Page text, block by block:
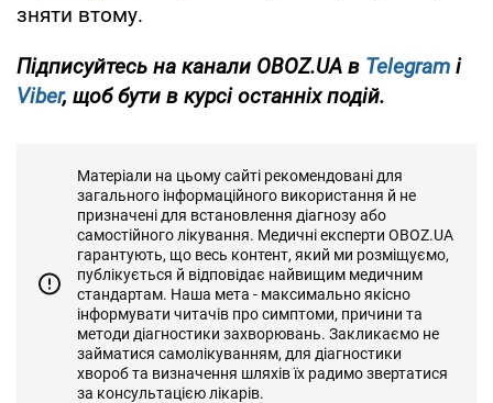
зняти втому.
Підписуйтесь на канали OBOZ.UA в Telegram і
Viber, щоб бути в курсі останніх подій.
Матеріали на цьому сайті рекомендовані для
загального інформаційного використання й не
призначені для встановлення діагнозу або
самостійного лікування. Медичні експерти OBOZ.UA
гарантують, що весь контент, який ми розміщуємо,
публікується й відповідає найвищим медичним
стандартам. Наша мета - максимально якісно
інформувати читачів про симптоми, причини та
методи діагностики захворювань. Закликаємо не
займатися самолікуванням, для діагностики
хвороб та визначення шляхів їх радимо звертатися
за консультацією лікарів.